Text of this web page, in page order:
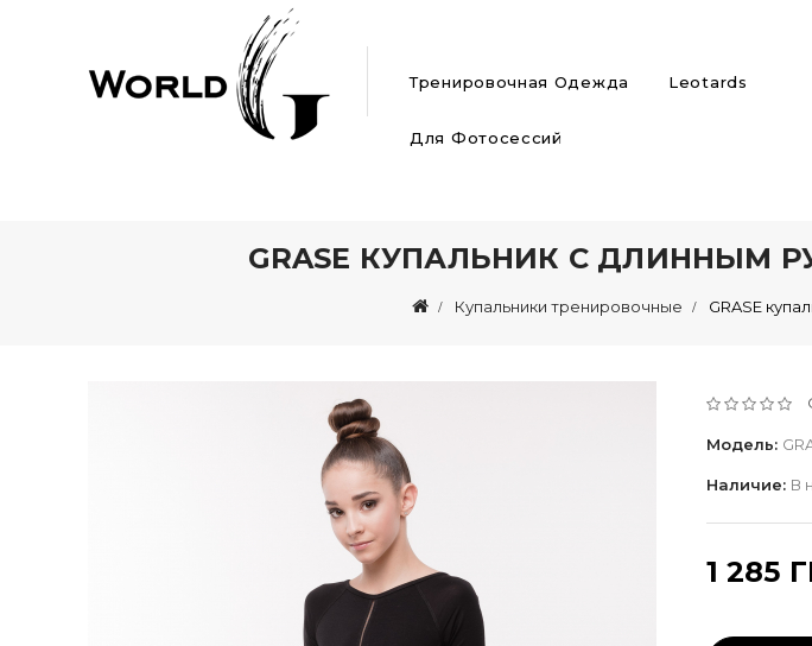
Тренировочная Одежда Leotards
Для Фотосессий
GRASE КУПАЛЬНИК С ДЛИННЫМ
Купальники тренировочные GRASE
Модель:
Наличие: В
1 285